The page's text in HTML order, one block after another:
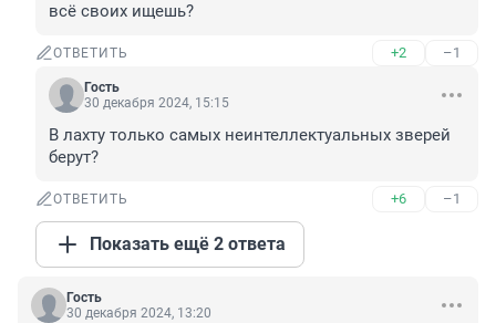
всё своих ищешь?
ОТВЕТИТЬ +2 –1
Гость
30 декабря 2024, 15:15
В лахту только самых неинтеллектуальных зверей
берут?
ОТВЕТИТЬ +6 –1
Показать ещё 2 ответа
Гость
30 декабря 2024, 13:20